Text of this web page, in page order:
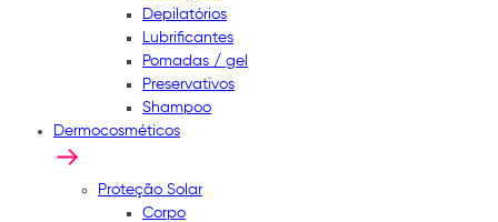
Depilatórios
Lubrificantes
Pomadas / gel
Preservativos
Shampoo
Dermocosméticos
Proteção Solar
Corpo